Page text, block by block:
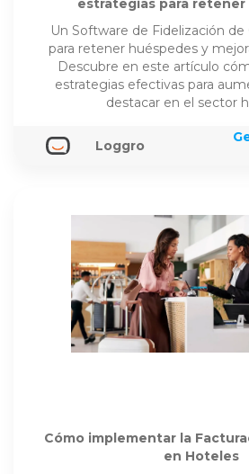
estrategias para
Un Software de Fidelización de
para retener huéspedes y
Descubre en este artículo
estrategias efectivas para
destacar en el sector
Loggro
Cómo implementar la
en Hoteles